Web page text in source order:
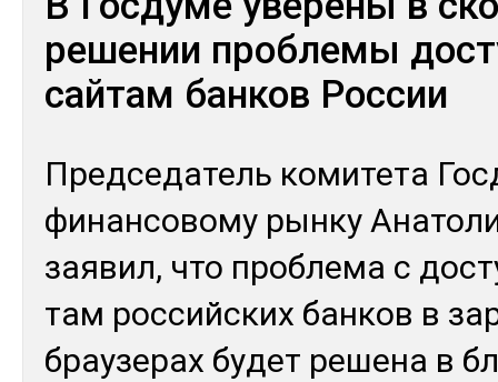
решении проблемы
сайтам банков России
Пред­се­датель ко­мите­та
фи­нан­со­вому рын­ку
зая­вил, что проб­ле­ма с
там рос­сий­ских бан­ков в
брау­зе­рах бу­дет ре­шена в